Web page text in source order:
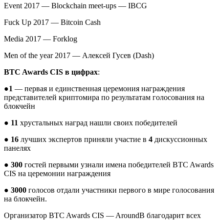
Event 2017 — Blockchain meet-ups — IBCG
Fuck Up 2017 — Bitcoin Cash
Media 2017 — Forklog
Men of the year 2017 — Алексей Гусев (Dash)
BTC Awards CIS в цифрах:
●1 — первая и единственная церемония награждения
представителей криптомира по результатам голосования на
блокчейн
● 11 хрустальных наград нашли своих победителей
● 16 лучших экспертов приняли участие в 4 дискуссионных
панелях
● 300 гостей первыми узнали имена победителей BTC Awards
CIS на церемонии награждения
● 3000 голосов отдали участники первого в мире голосования
на блокчейн.
Организатор BTC Awards CIS — AroundB благодарит всех